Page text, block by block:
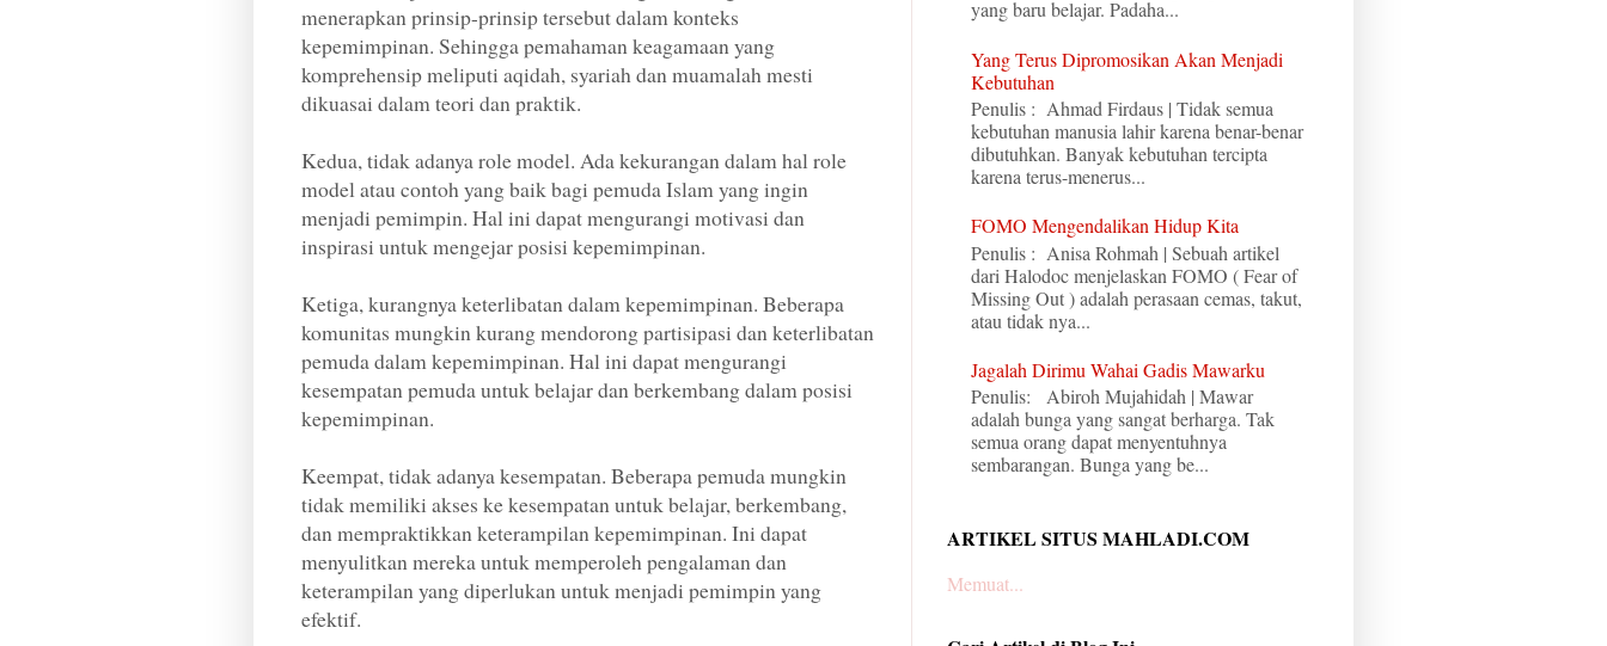
menerapkan prinsip-prinsip tersebut dalam konteks
kepemimpinan. Sehingga pemahaman keagamaan yang
komprehensip meliputi aqidah, syariah dan muamalah mesti
dikuasai dalam teori dan praktik.
Kedua, tidak adanya role model. Ada kekurangan dalam hal role
model atau contoh yang baik bagi pemuda Islam yang ingin
menjadi pemimpin. Hal ini dapat mengurangi motivasi dan
inspirasi untuk mengejar posisi kepemimpinan.
Ketiga, kurangnya keterlibatan dalam kepemimpinan. Beberapa
komunitas mungkin kurang mendorong partisipasi dan keterlibatan
pemuda dalam kepemimpinan. Hal ini dapat mengurangi
kesempatan pemuda untuk belajar dan berkembang dalam posisi
kepemimpinan.
Keempat, tidak adanya kesempatan. Beberapa pemuda mungkin
tidak memiliki akses ke kesempatan untuk belajar, berkembang,
dan mempraktikkan keterampilan kepemimpinan. Ini dapat
menyulitkan mereka untuk memperoleh pengalaman dan
keterampilan yang diperlukan untuk menjadi pemimpin yang
efektif.
yang baru belajar. Padaha...
Yang Terus Dipromosikan Akan Menjadi
Kebutuhan
Penulis : Ahmad Firdaus | Tidak semua
kebutuhan manusia lahir karena benar-benar
dibutuhkan. Banyak kebutuhan tercipta
karena terus-menerus...
FOMO Mengendalikan Hidup Kita
Penulis : Anisa Rohmah | Sebuah artikel
dari Halodoc menjelaskan FOMO ( Fear of
Missing Out ) adalah perasaan cemas, takut,
atau tidak nya...
Jagalah Dirimu Wahai Gadis Mawarku
Penulis: Abiroh Mujahidah | Mawar
adalah bunga yang sangat berharga. Tak
semua orang dapat menyentuhnya
sembarangan. Bunga yang be...
ARTIKEL SITUS MAHLADI.COM
Memuat...